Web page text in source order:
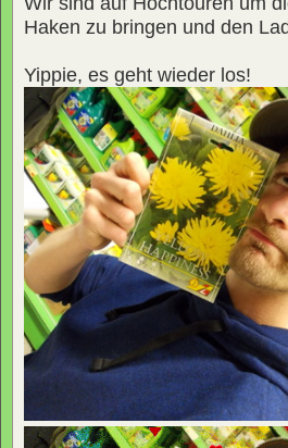
Haken zu bringen und den
Yippie, es geht wieder los!